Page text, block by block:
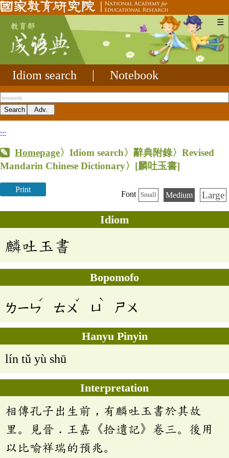
☰
Idiom search Notebook
:::
Homepage〉Idiom search〉辭典附錄〉Revised
Mandarin Chinese Dictionary〉 [麟吐玉書]
Print
Font Small Medium Large
Idiom
麟吐玉書
Bopomofo
ㄌㄧㄣ
ˊ
ㄊㄨ
ˇ
ㄩ
ˋ
ㄕㄨ
Hanyu Pinyin
lín tǔ yù shū
Interpretation
相傳孔子出生前，有麟吐玉書於其故
里。見晉．王嘉《拾遺記》卷三。後用
以比喻祥瑞的預兆。